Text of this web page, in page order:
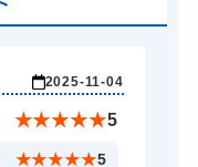
8,800円～(税込)
10,780円～(税込)
11,000円～(税込)
2025-11-04
★★★★★5
★★★★★5